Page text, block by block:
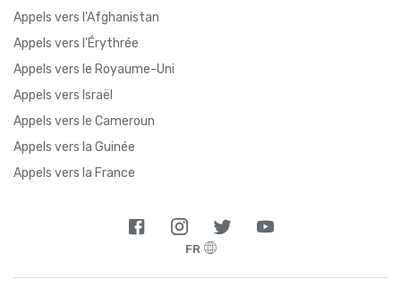
Appels vers l'Afghanistan
Appels vers l'Érythrée
Appels vers le Royaume-Uni
Appels vers Israël
Appels vers le Cameroun
Appels vers la Guinée
Appels vers la France
FR